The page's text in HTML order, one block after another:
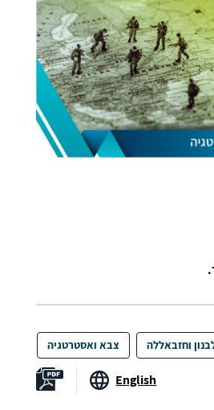
וחזבאללה צבא ואסטרטגיה
English